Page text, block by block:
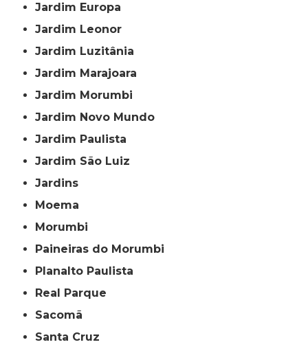
Jardim Europa
Jardim Leonor
Jardim Luzitânia
Jardim Marajoara
Jardim Morumbi
Jardim Novo Mundo
Jardim Paulista
Jardim São Luiz
Jardins
Moema
Morumbi
Paineiras do Morumbi
Planalto Paulista
Real Parque
Sacomã
Santa Cruz